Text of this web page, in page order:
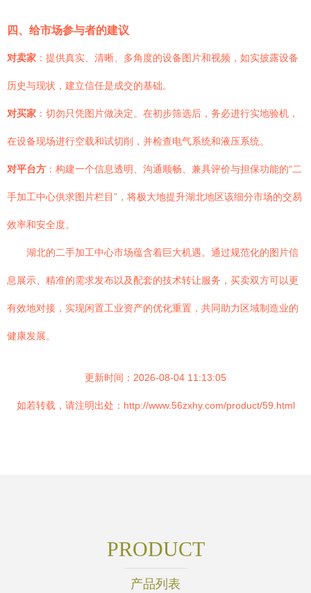
四、给市场参与者的建议
对卖家 ：提供真实、清晰、多角度的设备图片和视频，如实披露设备
历史与现状，建立信任是成交的基础。
对买家 ：切勿只凭图片做决定。在初步筛选后，务必进行实地验机，
在设备现场进行空载和试切削，并检查电气系统和液压系统。
对平台方 ：构建一个信息透明、沟通顺畅、兼具评价与担保功能的“二
手加工中心供求图片栏目”，将极大地提升湖北地区该细分市场的交易
效率和安全度。
湖北的二手加工中心市场蕴含着巨大机遇。通过规范化的图片信
息展示、精准的需求发布以及配套的技术转让服务，买卖双方可以更
有效地对接，实现闲置工业资产的优化重置，共同助力区域制造业的
健康发展。
更新时间：2026-08-04 11:13:05
如若转载，请注明出处：http://www.56zxhy.com/product/59.html
PRODUCT
产品列表